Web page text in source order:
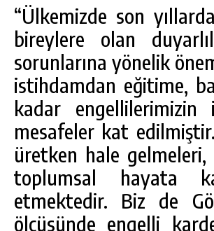
“Ülkemizde son
bireylere olan
sorunlarına yönelik
istihdamdan eğitime,
kadar
mesafeler kat
üretken hale
toplumsal hayata
etmektedir. Biz de
ölçüsünde engelli